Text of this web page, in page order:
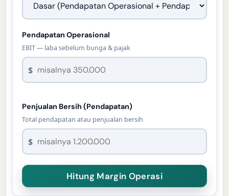
Pendapatan Operasional
EBIT — laba sebelum bunga & pajak
$
Penjualan Bersih (Pendapatan)
Total pendapatan atau penjualan bersih
$